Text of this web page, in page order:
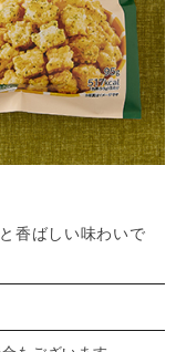
香ばしい味わいで